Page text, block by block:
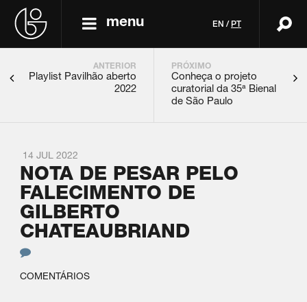
menu EN / PT
ANTERIOR
Playlist Pavilhão aberto
2022
PRÓXIMO
Conheça o projeto
curatorial da 35ª Bienal
de São Paulo
14 JUL 2022
NOTA DE PESAR PELO
FALECIMENTO DE
GILBERTO
CHATEAUBRIAND
COMENTÁRIOS